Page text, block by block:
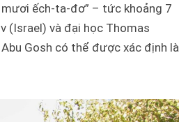
ếch-ta-đơ” – tức khoảng 7
(Israel) và đại học Thomas
Gosh có thể được xác định là